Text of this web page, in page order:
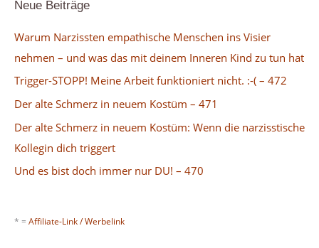
Neue Beiträge
Warum Narzissten empathische Menschen ins Visier
nehmen – und was das mit deinem Inneren Kind zu tun hat
Trigger-STOPP! Meine Arbeit funktioniert nicht. :-( – 472
Der alte Schmerz in neuem Kostüm – 471
Der alte Schmerz in neuem Kostüm: Wenn die narzisstische
Kollegin dich triggert
Und es bist doch immer nur DU! – 470
* = Affiliate-Link / Werbelink